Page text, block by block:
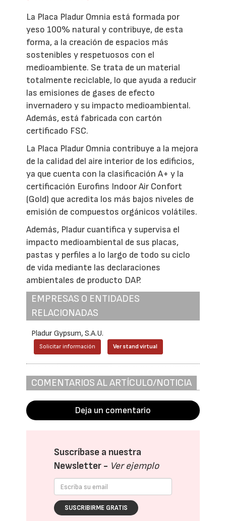
La Placa Pladur Omnia está formada por
yeso 100% natural y contribuye, de esta
forma, a la creación de espacios más
sostenibles y respetuosos con el
medioambiente. Se trata de un material
totalmente reciclable, lo que ayuda a reducir
las emisiones de gases de efecto
invernadero y su impacto medioambiental.
Además, está fabricada con cartón
certificado FSC.
La Placa Pladur Omnia contribuye a la mejora
de la calidad del aire interior de los edificios,
ya que cuenta con la clasificación A+ y la
certificación Eurofins Indoor Air Confort
(Gold) que acredita los más bajos niveles de
emisión de compuestos orgánicos volátiles.
Además, Pladur cuantifica y supervisa el
impacto medioambiental de sus placas,
pastas y perfiles a lo largo de todo su ciclo
de vida mediante las declaraciones
ambientales de producto DAP.
EMPRESAS O ENTIDADES
RELACIONADAS
Pladur Gypsum, S.A.U.
Solicitar información Ver stand virtual
COMENTARIOS AL ARTÍCULO/NOTICIA
Deja un comentario
Suscríbase a nuestra
Newsletter - Ver ejemplo
SUSCRIBIRME GRATIS